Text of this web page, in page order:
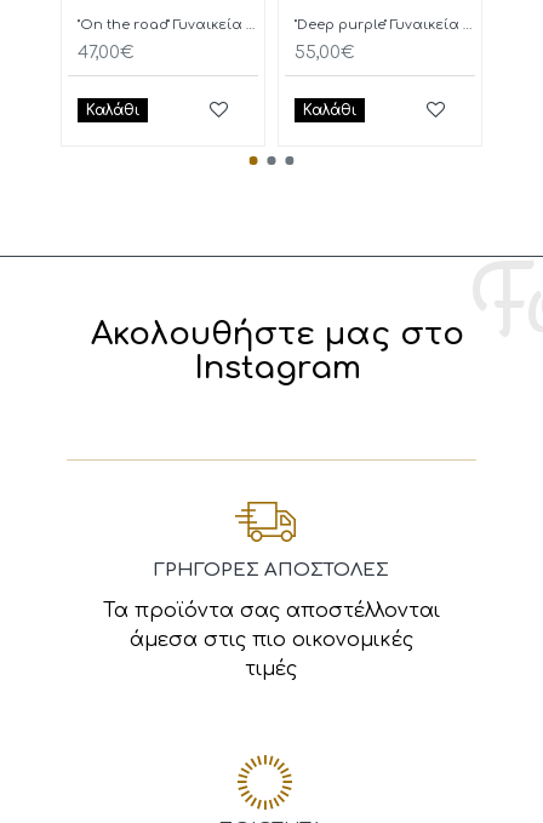
"On the road" Γυναικεία Ζώνη
47,00€
Καλάθι
"Deep purple" Γυναικεία Ζώνη
55,00€
Καλάθι
Ακολουθήστε μας στο
Instagram
ΓΡΗΓΟΡΕΣ ΑΠΟΣΤΟΛΕΣ
Τα προϊόντα σας αποστέλλονται
άμεσα στις πιο οικονομικές
τιμές